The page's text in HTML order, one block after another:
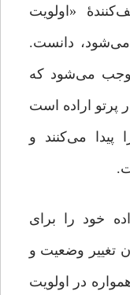
«اولویت
می‌شود، دانست.
موجب می‌شود که
پرتو اراده است
پیدا می‌کنند و
خود را برای
تغییر وضعیت‌ و
در اولویت